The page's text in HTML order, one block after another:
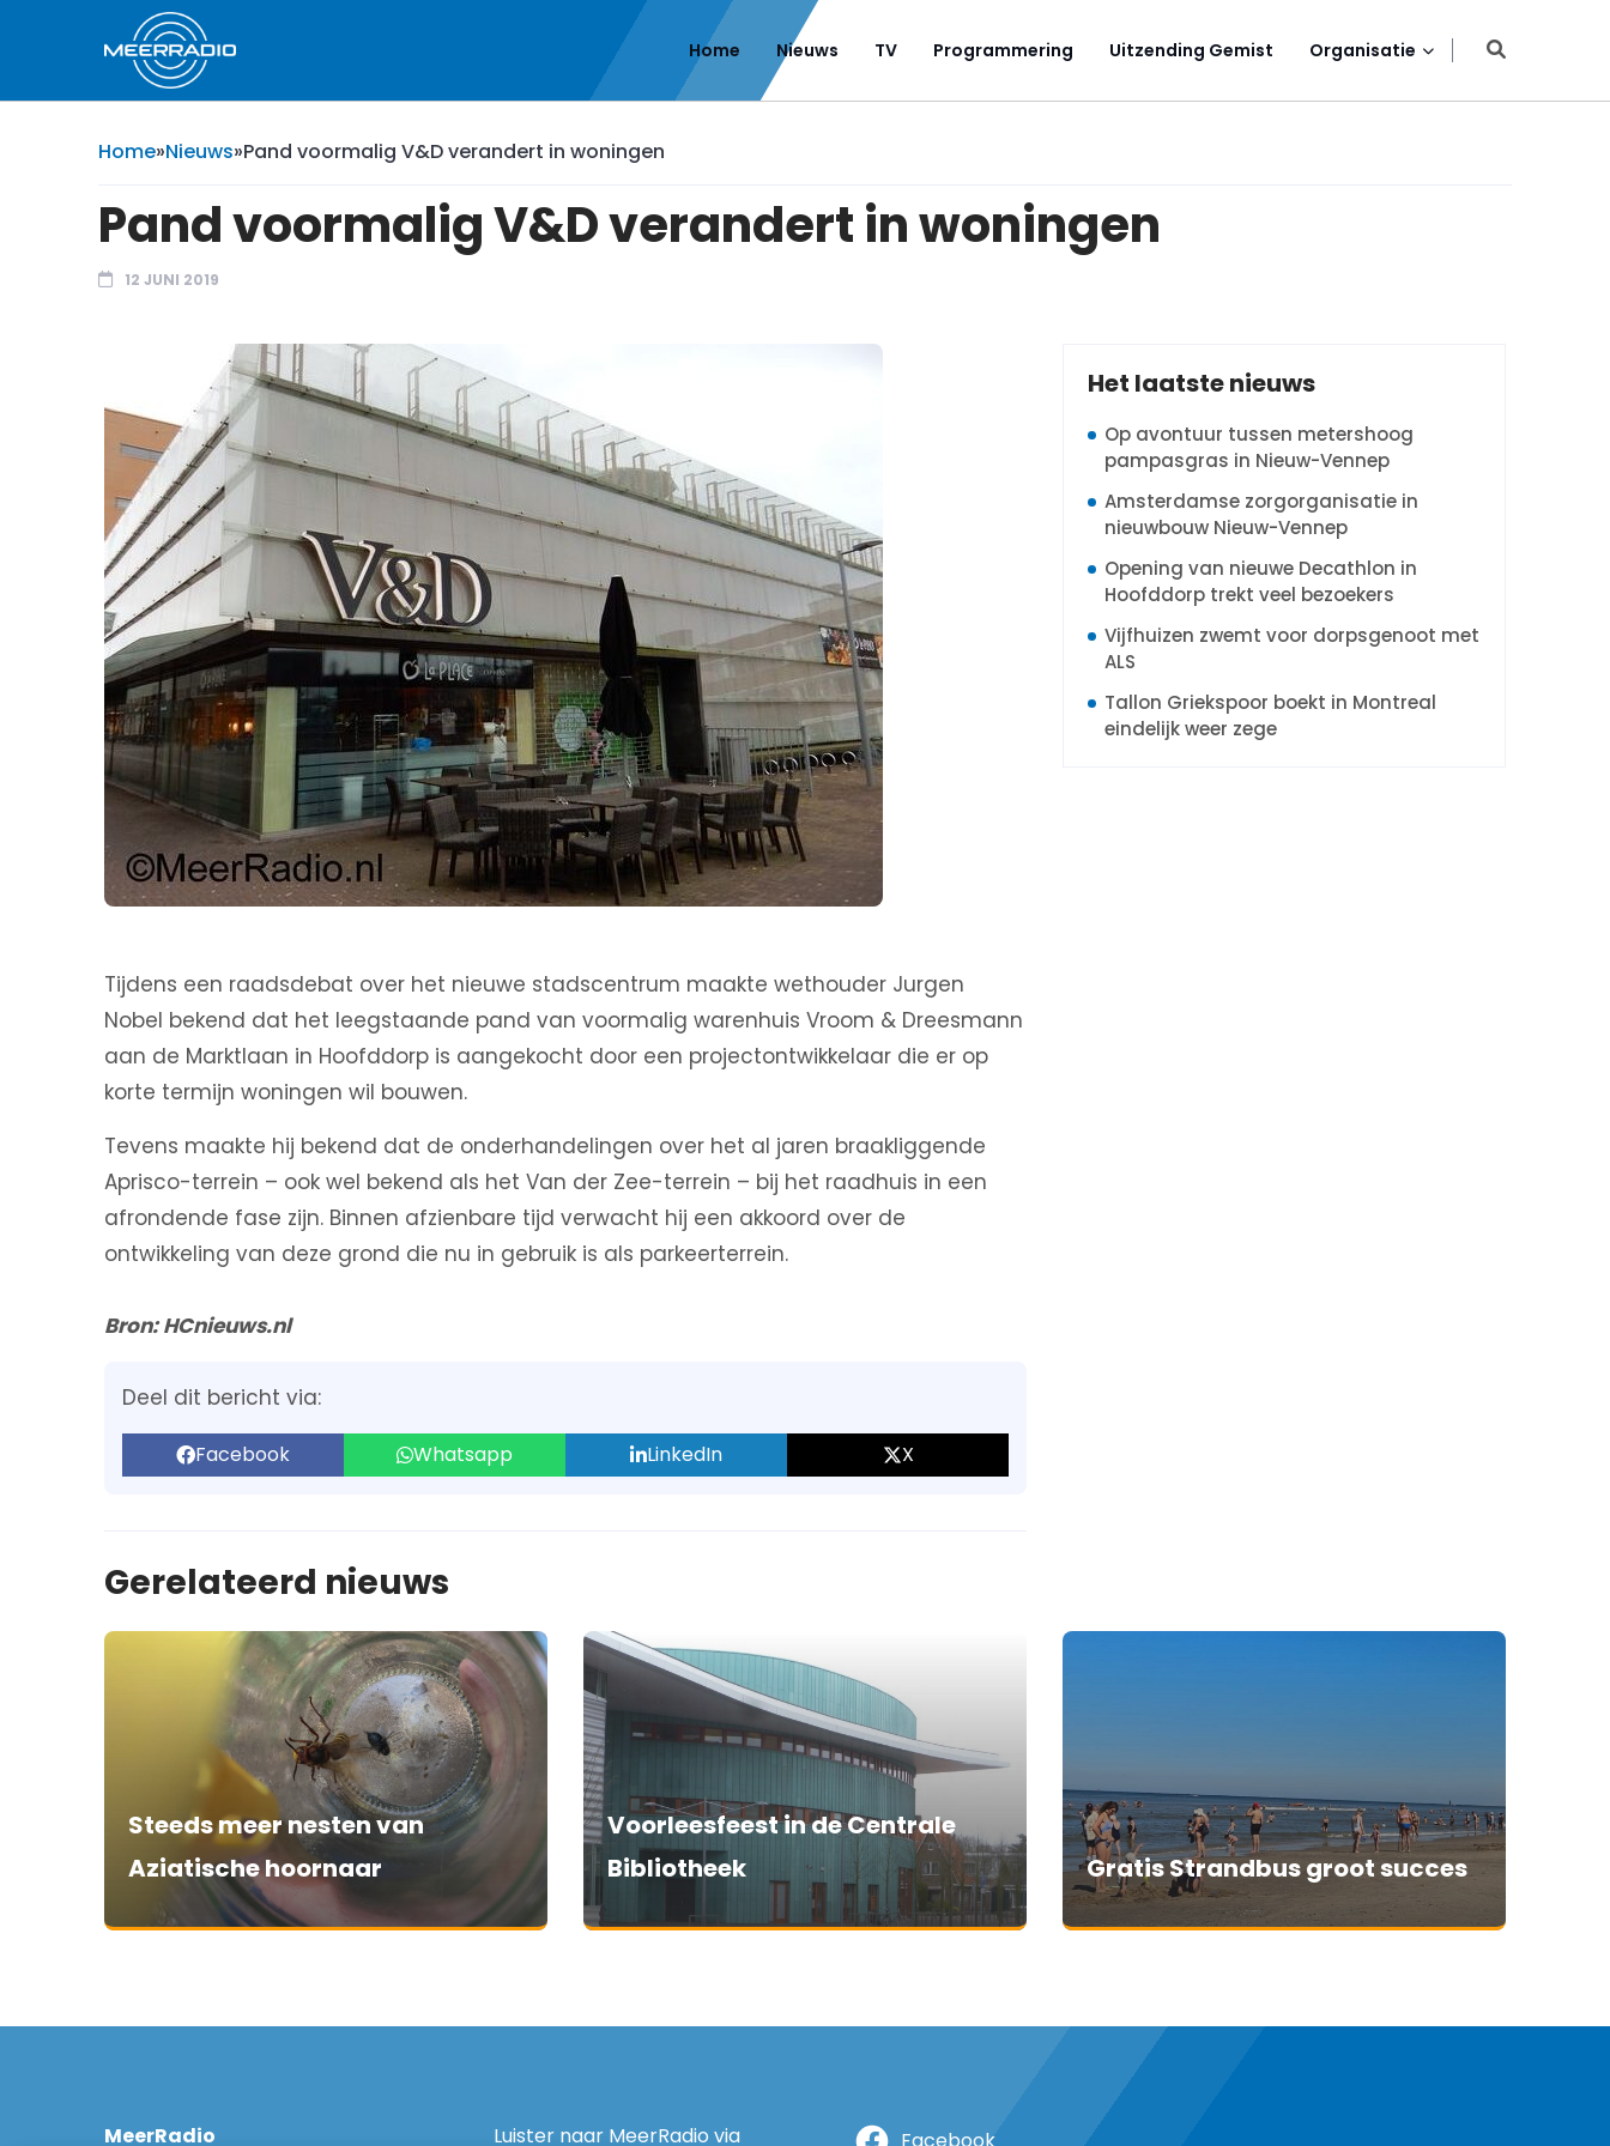
Home Nieuws TV Programmering Uitzending Gemist Organisatie
Home»Nieuws»Pand voormalig V&D verandert in woningen
Pand voormalig V&D verandert in woningen
12 JUNI 2019
Tijdens een raadsdebat over het nieuwe stadscentrum maakte wethouder Jurgen
Nobel bekend dat het leegstaande pand van voormalig warenhuis Vroom & Dreesmann
aan de Marktlaan in Hoofddorp is aangekocht door een projectontwikkelaar die er op
korte termijn woningen wil bouwen.
Tevens maakte hij bekend dat de onderhandelingen over het al jaren braakliggende
Aprisco-terrein – ook wel bekend als het Van der Zee-terrein – bij het raadhuis in een
afrondende fase zijn. Binnen afzienbare tijd verwacht hij een akkoord over de
ontwikkeling van deze grond die nu in gebruik is als parkeerterrein.
Bron: HCnieuws.nl
Deel dit bericht via:
Facebook Whatsapp LinkedIn X
Het laatste nieuws
Op avontuur tussen metershoog
pampasgras in Nieuw-Vennep
Amsterdamse zorgorganisatie in
nieuwbouw Nieuw-Vennep
Opening van nieuwe Decathlon in
Hoofddorp trekt veel bezoekers
Vijfhuizen zwemt voor dorpsgenoot met
ALS
Tallon Griekspoor boekt in Montreal
eindelijk weer zege
Gerelateerd nieuws
Steeds meer nesten van
Aziatische hoornaar
Voorleesfeest in de Centrale
Bibliotheek
Gratis Strandbus groot succes
MeerRadio Luister naar MeerRadio via